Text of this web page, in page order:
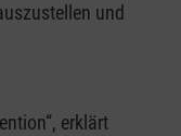
und
erklärt